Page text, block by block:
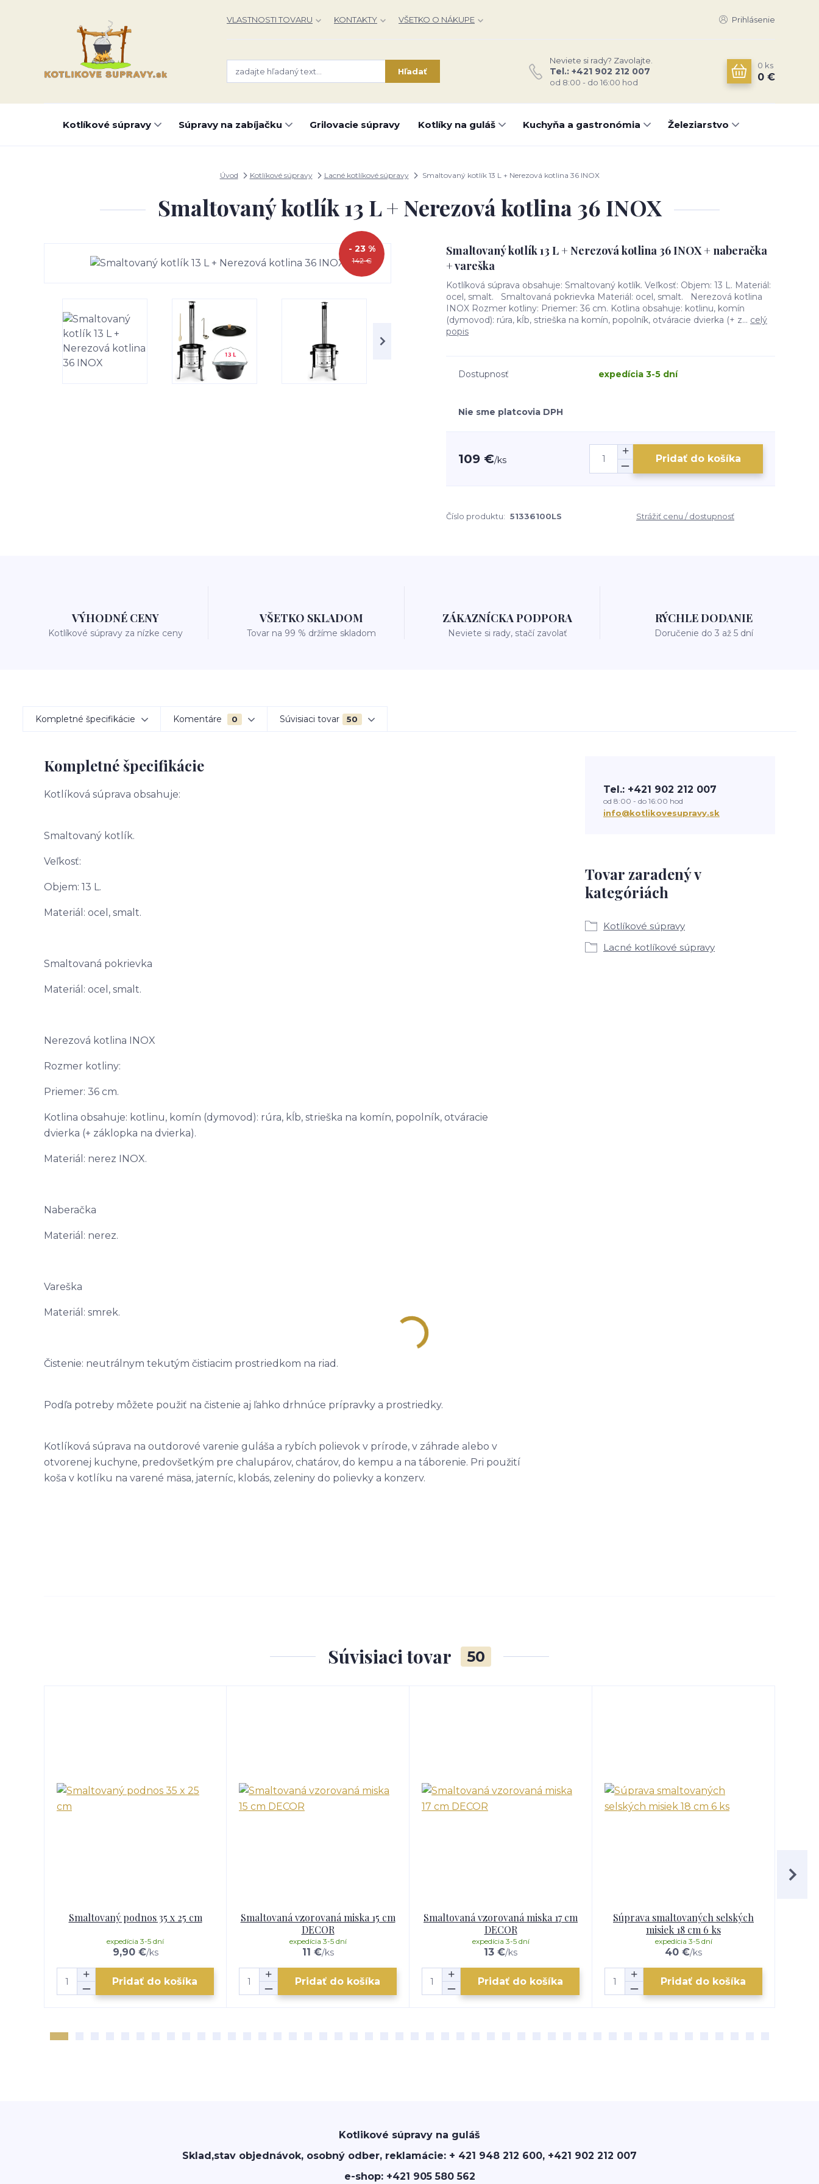
VLASTNOSTI TOVARU KONTAKTY VŠETKO O NÁKUPE Prihlásenie
Hľadať
Neviete si rady? Zavolajte.
Tel.: +421 902 212 007
od 8:00 - do 16:00 hod
0 ks
0 €
Kotlíkové súpravy Súpravy na zabíjačku Grilovacie súpravy Kotlíky na guláš Kuchyňa a gastronómia Železiarstvo
Úvod Kotlíkové súpravy Lacné kotlíkové súpravy Smaltovaný kotlík 13 L + Nerezová kotlina 36 INOX
Smaltovaný kotlík 13 L + Nerezová kotlina 36 INOX
142 €
- 23 %
Smaltovaný kotlík 13 L + Nerezová kotlina 36 INOX + naberačka
+ vareška
Kotlíková súprava obsahuje: Smaltovaný kotlík. Veľkosť: Objem: 13 L. Materiál:
ocel, smalt. Smaltovaná pokrievka Materiál: ocel, smalt. Nerezová kotlina
INOX Rozmer kotliny: Priemer: 36 cm. Kotlina obsahuje: kotlinu, komín
(dymovod): rúra, kĺb, strieška na komín, popolník, otváracie dvierka (+ z... celý
popis
Dostupnosť expedícia 3-5 dní
Nie sme platcovia DPH
109 €/ks Pridať do košíka
Číslo produktu: 51336100LS Strážiť cenu / dostupnosť
VÝHODNÉ CENY
Kotlíkové súpravy za nízke ceny
VŠETKO SKLADOM
Tovar na 99 % držíme skladom
ZÁKAZNÍCKA PODPORA
Neviete si rady, stačí zavolať
RÝCHLE DODANIE
Doručenie do 3 až 5 dní
Kompletné špecifikácie Komentáre 0 Súvisiaci tovar 50
Kompletné špecifikácie
Kotlíková súprava obsahuje:
Smaltovaný kotlík.
Veľkosť:
Objem: 13 L.
Materiál: ocel, smalt.
Smaltovaná pokrievka
Materiál: ocel, smalt.
Nerezová kotlina INOX
Rozmer kotliny:
Priemer: 36 cm.
Kotlina obsahuje: kotlinu, komín (dymovod): rúra, kĺb, strieška na komín, popolník, otváracie
dvierka (+ záklopka na dvierka).
Materiál: nerez INOX.
Naberačka
Materiál: nerez.
Vareška
Materiál: smrek.
Čistenie: neutrálnym tekutým čistiacim prostriedkom na riad.
Podľa potreby môžete použiť na čistenie aj ľahko drhnúce prípravky a prostriedky.
Kotlíková súprava na outdorové varenie guláša a rybích polievok v prírode, v záhrade alebo v
otvorenej kuchyne, predovšetkým pre chalupárov, chatárov, do kempu a na táborenie. Pri použití
koša v kotlíku na varené mäsa, jaterníc, klobás, zeleniny do polievky a konzerv.
Tovar zaradený v
kategóriách
Kotlíkové súpravy
Lacné kotlíkové súpravy
Tel.: +421 902 212 007
od 8:00 - do 16:00 hod
info@kotlikovesupravy.sk
Súvisiaci tovar 50
Smaltovaný podnos 35 x 25 cm
9,90 €/ks
expedícia 3-5 dní
Pridať do košíka
Smaltovaná vzorovaná miska 15 cm
DECOR
11 €/ks
expedícia 3-5 dní
Pridať do košíka
Smaltovaná vzorovaná miska 17 cm
DECOR
13 €/ks
expedícia 3-5 dní
Pridať do košíka
Súprava smaltovaných selských
misiek 18 cm 6 ks
40 €/ks
expedícia 3-5 dní
Pridať do košíka
Kotlikové súpravy na guláš
Sklad,stav objednávok, osobný odber, reklamácie: + 421 948 212 600, +421 902 212 007
e-shop: +421 905 580 562